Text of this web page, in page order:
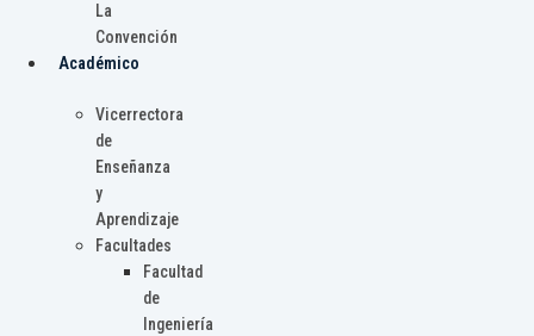
La
Convención
Académico
Vicerrectora
de
Enseñanza
y
Aprendizaje
Facultades
Facultad
de
Ingeniería